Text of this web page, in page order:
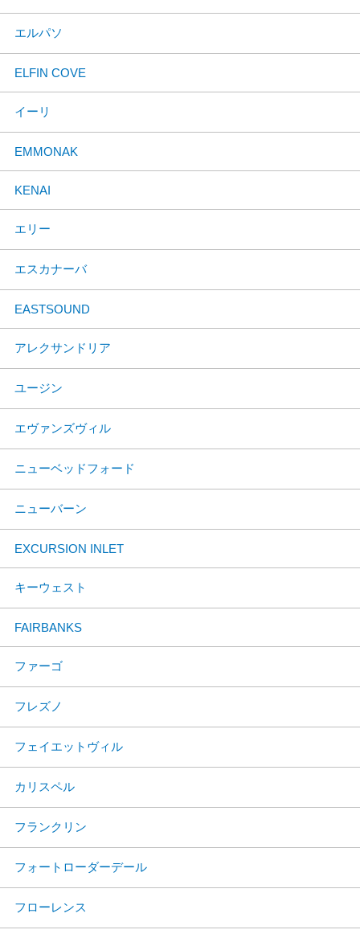
エルパソ
ELFIN COVE
イーリ
EMMONAK
KENAI
エリー
エスカナーバ
EASTSOUND
アレクサンドリア
ユージン
エヴァンズヴィル
ニューベッドフォード
ニューバーン
EXCURSION INLET
キーウェスト
FAIRBANKS
ファーゴ
フレズノ
フェイエットヴィル
カリスペル
フランクリン
フォートローダーデール
フローレンス